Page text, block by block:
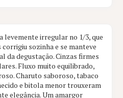
levemente irregular no 1/3, que
corrigiu sozinha e se manteve
da degustação. Cinzas firmes
Fluxo muito equilibrado,
Charuto saboroso, tabaco
e bitola menor trouxeram
elegância. Um amargor